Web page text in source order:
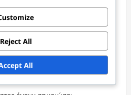
για το Backup Defender
την ευχρηστία του
του. Πολλοί χρήστες εκτιμούν
η οποία απλοποιεί τη
αντιγράφων ασφαλείας, ακόμη
τεχνικές γνώσεις.
Reject All
All